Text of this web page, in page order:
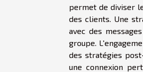
permet de diviser
des clients. Une
avec des
groupe.
des stratégies
une connexion